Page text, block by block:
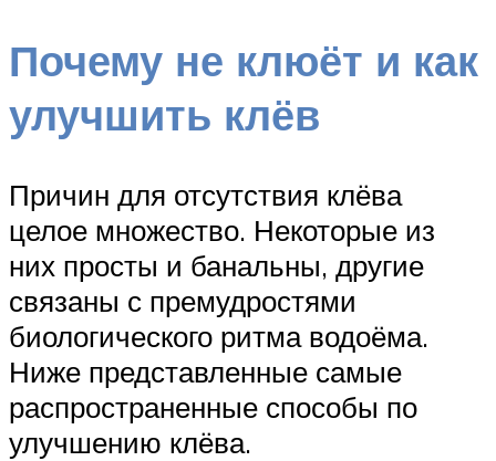
Почему не клюёт и как
улучшить клёв
Причин для отсутствия клёва
целое множество. Некоторые из
них просты и банальны, другие
связаны с премудростями
биологического ритма водоёма.
Ниже представленные самые
распространенные способы по
улучшению клёва.